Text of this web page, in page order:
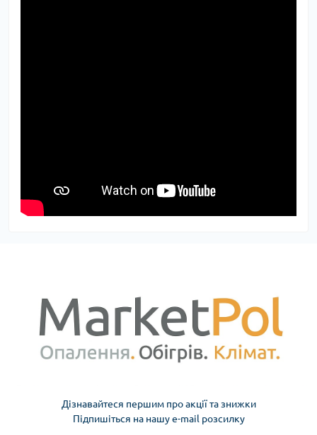
Дізнавайтеся першим про акції та знижки
Підпишіться на нашу e-mail розсилку